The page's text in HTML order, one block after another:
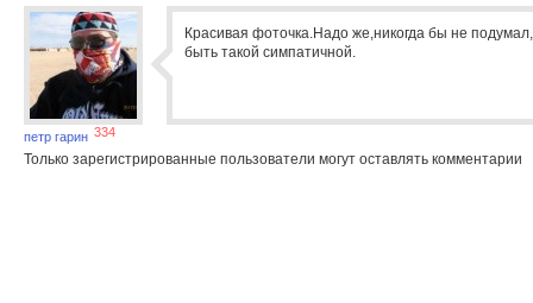
петр гарин 334
Красивая фоточка.Надо же,никогда бы не
быть такой симпатичной.
Только зарегистрированные пользователи могут оставлять комментарии